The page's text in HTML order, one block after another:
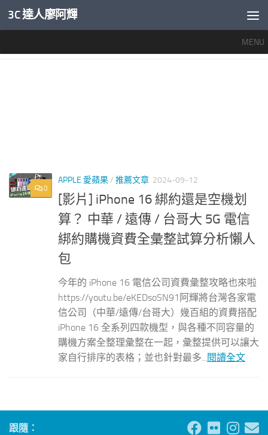
內文下方
3C 達人廖阿輝
MENU
0
APPLE 愛蘋果/ 推薦文章 2024-09-12
[影片] iPhone 16 綁約還是空機划
算？ 中華 / 遠傳 / 台哥大 5G 電信
綁約購機資費全彙整試算分析懶人
包
今年的 iPhone 16 電信公司資費彙整攻略也來啦
https://youtu.be/eKEDsoSN91阿輝將台灣各家電
信公司（中華/遠傳/台哥大）幾百組的資費搭配
iPhone 16 全系列四款機型，與各種不同容量的
購機方案全整理彙整在一起，彙整提供可以讓大
家自行排序的表格；並也針對最多...閱讀全文
跟隨：